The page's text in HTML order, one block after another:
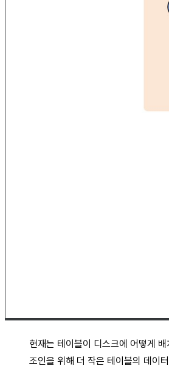
현재는 테이블이 디스크에 어떻게
조인을 위해 더 작은 테이블의 데이